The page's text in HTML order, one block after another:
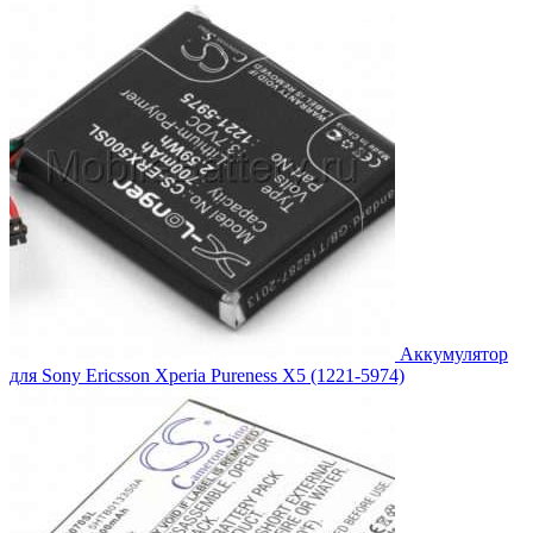
Аккумулятор
для Sony Ericsson Xperia Pureness X5 (1221-5974)